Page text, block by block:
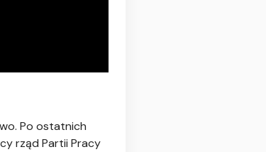
Po ostatnich
rząd Partii Pracy